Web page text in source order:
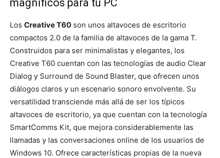
magníficos para tu PC
Los CreativeT60 son unos altavoces de escritorio
compactos 2.0 de la familia de altavoces de la gama T.
Construidos para ser minimalistas y elegantes, los
Creative T60 cuentan con las tecnologías de audio Clear
Dialog y Surround de Sound Blaster, que ofrecen unos
diálogos claros y un escenario sonoro envolvente. Su
versatilidad transciende más allá de ser los típicos
altavoces de escritorio, ya que cuentan con la tecnología
SmartComms Kit, que mejora considerablemente las
llamadas y las conversaciones online de los usuarios de
Windows 10. Ofrece características propias de la nueva